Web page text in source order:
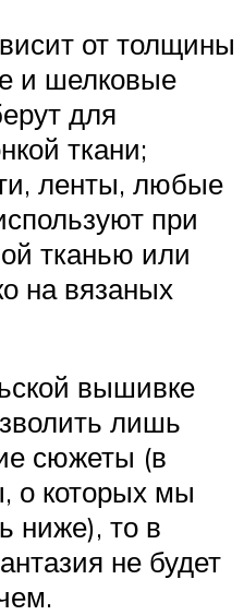
от толщины
и шелковые
для
ткани;
ленты, любые
при
тканью или
на вязаных
вышивке
лишь
сюжеты (в
о которых мы
ниже), то в
не будет